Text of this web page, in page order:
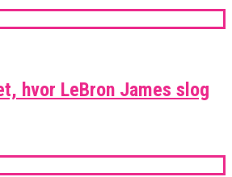
hvor LeBron James slog